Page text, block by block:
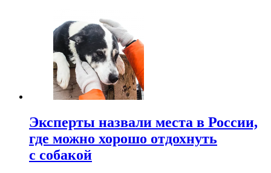
Эксперты назвали места в России,
где можно хорошо отдохнуть
с собакой